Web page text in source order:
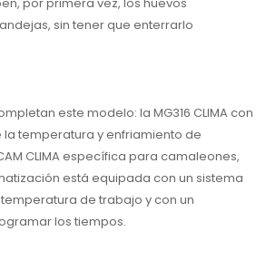
sin tener que enterrarlo
este modelo: la MG316 CLIMA con
temperatura y enfriamiento de
CLIMA específica para camaleones,
está equipada con un sistema
de trabajo y con un
los tiempos.